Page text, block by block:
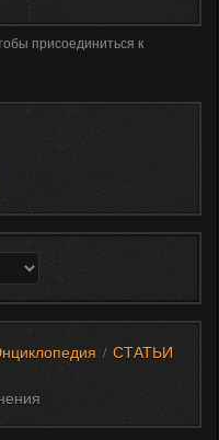
присоединиться к
/ СТАТЬИ